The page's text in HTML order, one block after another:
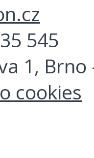
545
1,
cookies